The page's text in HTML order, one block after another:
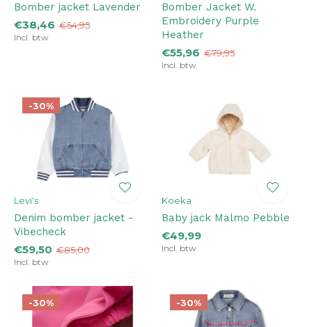
Bomber jacket Lavender
€38,46 €54,95
Incl. btw
Bomber Jacket W.
Embroidery Purple
Heather
€55,96 €79,95
Incl. btw
-30%
Levi's
Denim bomber jacket -
Vibecheck
€59,50 €85,00
Incl. btw
Koeka
Baby jack Malmo Pebble
€49,99
Incl. btw
-30% -30%